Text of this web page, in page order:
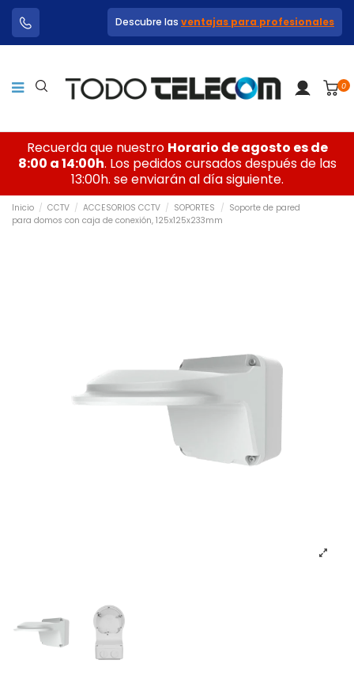
Descubre las ventajas para profesionales
0
Recuerda que nuestro Horario de agosto es de
8:00 a 14:00h. Los pedidos cursados después de las
13:00h. se enviarán al día siguiente.
Inicio CCTV ACCESORIOS CCTV SOPORTES
Soporte de pared
para domos con caja de conexión, 125x125x233mm